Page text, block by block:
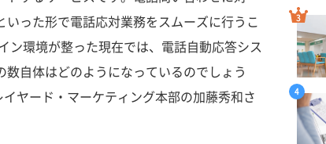
った形で電話応対業務をスムーズに行うこ
ン環境が整った現在では、電話自動応答シス
自体はどのようになっているのでしょう
ヤード・マーケティング本部の加藤秀和さ